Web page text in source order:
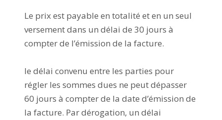
Le prix est payable en totalité et en un seul
versement dans un délai de 30 jours à
compter de l’émission de la facture.
le délai convenu entre les parties pour
régler les sommes dues ne peut dépasser
60 jours à compter de la date d’émission de
la facture. Par dérogation, un délai